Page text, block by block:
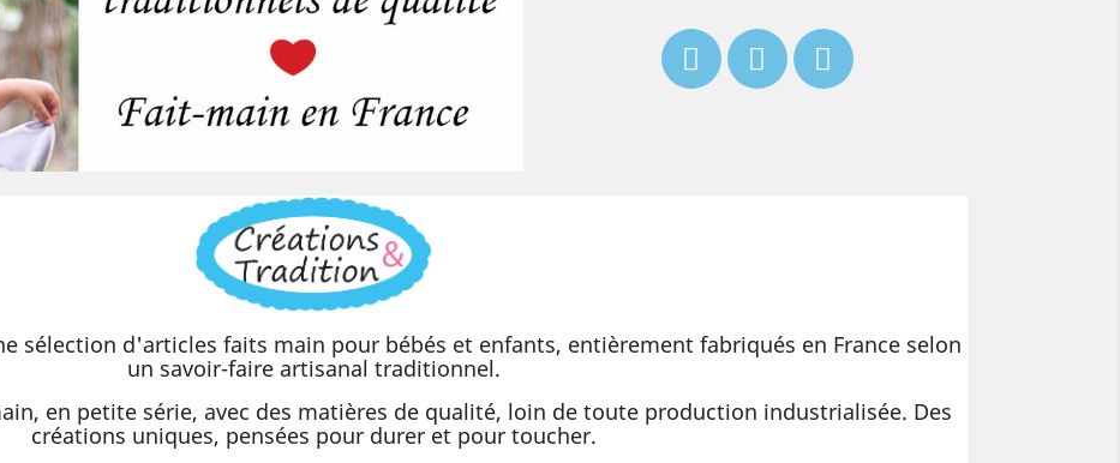
sélection d'articles faits main pour bébés et enfants, entièrement fabriqués en France selon
un savoir-faire artisanal traditionnel.
en petite série, avec des matières de qualité, loin de toute production industrialisée. Des
créations uniques, pensées pour durer et pour toucher.